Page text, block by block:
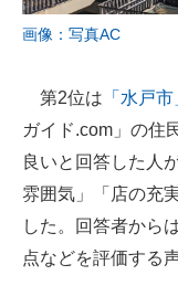
画像：写真AC
第2位は 「水戸市
ガイド.com」の住
良いと回答した人
雰囲気」「店の充
した。回答者から
点などを評価する